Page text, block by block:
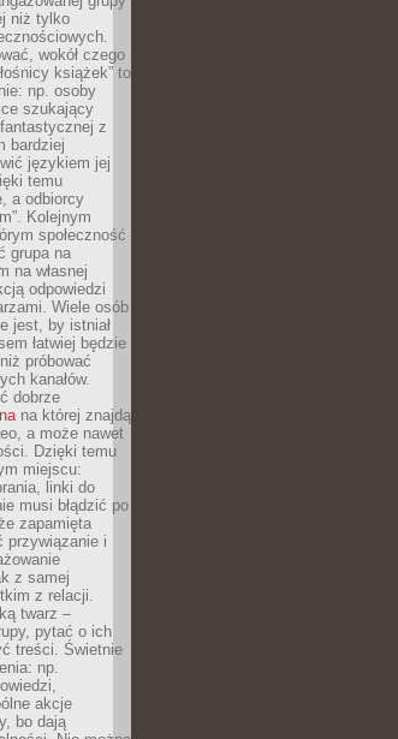
niż tylko
wokół czego
książek” to
np. osoby
szukający
z
bardziej
językiem jej
temu
a odbiorcy
Kolejnym
społeczność
grupa na
na własnej
odpowiedzi
Wiele osób
jest, by istniał
łatwiej będzie
próbować
kanałów.
dobrze
na której znajdą
a może nawet
Dzięki temu
miejscu:
linki do
musi błądzić po
zapamięta
przywiązanie i
z samej
z relacji.
twarz –
pytać o ich
treści. Świetnie
np.
akcje
bo dają